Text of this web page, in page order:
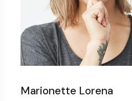
Marionette Lorena